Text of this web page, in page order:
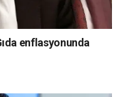
enflasyonunda